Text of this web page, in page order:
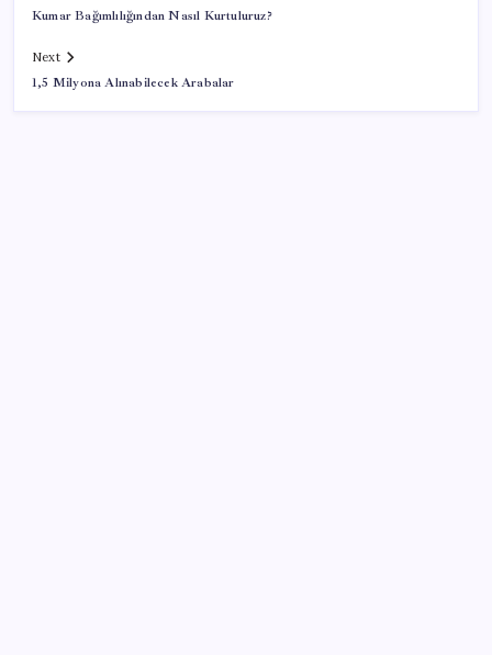
Kumar Bağımlılığından Nasıl Kurtuluruz?
Next
1,5 Milyona Alınabilecek Arabalar